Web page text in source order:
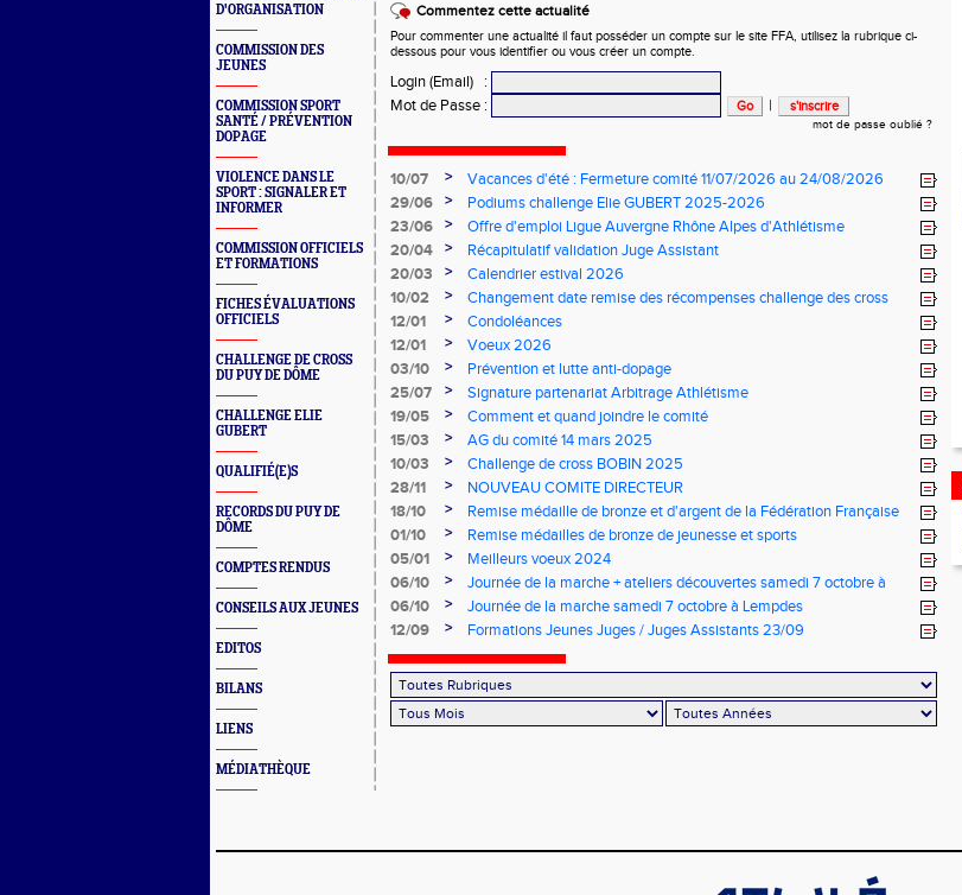
D'ORGANISATION
COMMISSION DES
JEUNES
COMMISSION SPORT
SANTÉ / PRÉVENTION
DOPAGE
VIOLENCE DANS LE
SPORT : SIGNALER ET
INFORMER
COMMISSION OFFICIELS
ET FORMATIONS
FICHES ÉVALUATIONS
OFFICIELS
CHALLENGE DE CROSS
DU PUY DE DÔME
CHALLENGE ELIE
GUBERT
QUALIFIÉ(E)S
RECORDS DU PUY DE
DÔME
COMPTES RENDUS
CONSEILS AUX JEUNES
EDITOS
BILANS
LIENS
MÉDIATHÈQUE
Commentez cette actualité
Pour commenter une actualité il faut posséder un compte sur le site FFA, utilisez la rubrique ci-
dessous pour vous identifier ou vous créer un compte.
Login (Email)
:
Mot de Passe : |
mot de passe oublié ?
10/07 >
Vacances d'été : Fermeture comité 11/07/2026 au 24/08/2026
29/06
>
Podiums challenge Elie GUBERT 2025-2026
23/06
>
Offre d'emploi Ligue Auvergne Rhône Alpes d'Athlétisme
20/04
>
Récapitulatif validation Juge Assistant
20/03
>
Calendrier estival 2026
10/02
>
Changement date remise des récompenses challenge des cross
12/01
>
Condoléances
12/01
>
Voeux 2026
03/10
>
Prévention et lutte anti-dopage
25/07
>
Signature partenariat Arbitrage Athlétisme
19/05
>
Comment et quand joindre le comité
15/03
>
AG du comité 14 mars 2025
10/03
>
Challenge de cross BOBIN 2025
28/11
>
NOUVEAU COMITE DIRECTEUR
18/10
>
Remise médaille de bronze et d'argent de la Fédération Française
d'Athlétisme
01/10 >
Remise médailles de bronze de jeunesse et sports
05/01
>
Meilleurs voeux 2024
06/10
>
Journée de la marche + ateliers découvertes samedi 7 octobre à
Lempdes
06/10 >
Journée de la marche samedi 7 octobre à Lempdes
12/09
> Formations Jeunes Juges / Juges Assistants 23/09